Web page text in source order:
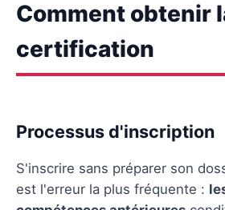
Comment obtenir
certification
Processus d'inscription
S'inscrire sans préparer son
est l'erreur la plus fréquente :